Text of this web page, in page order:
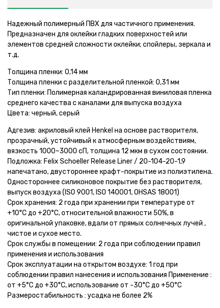
Надежный полимерный ПВХ для частичного применения.
Предназначен для оклейки гладких поверхностей или
элементов средней сложности оклейки; спойлеры, зеркала и
т.д.
Толщина пленки: 0,14 мм
Толщина пленки с разделительной пленкой: 0,31 мм
Тип пленки: Полимерная каландрированная виниловая пленка
среднего качества с каналами для выпуска воздуха
Цвета: черный, серый
Адгезив: акриловый клей Henkel на основе растворителя,
прозрачный, устойчивый к атмосферным воздействиям,
вязкость 1000~3000 сП, толщина 12 мкм в сухом состоянии.
Подложка: Felix Schoeller Release Liner / 20-104-20-1,9
напечатано, двустороннее крафт-покрытие из полиэтилена.
Одностороннее силиконовое покрытие без растворителя,
выпуск воздуха (ISO 9001, ISO 140001, OHSAS 18001)
Срок хранения: 2 года при хранении при температуре от
+10°С до +20°С, относительной влажности 50%, в
оригинальной упаковке, вдали от прямых солнечных лучей ,
чистое и сухое место.
Срок службы в помещении: 2 года при соблюдении правил
применения и использования
Срок эксплуатации на открытом воздухе: 1 год при
соблюдении правил нанесения и использования Применение :
от +5°С до +30°С, использование от -30°С до +50°С
Размеростабильность : усадка не более 2%